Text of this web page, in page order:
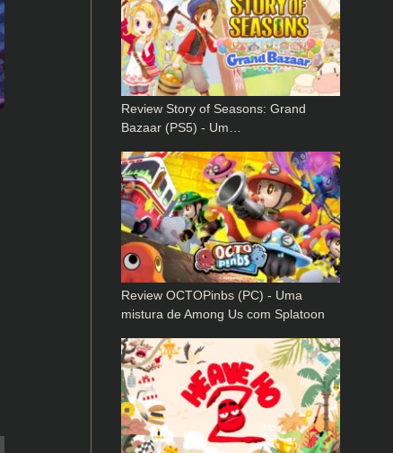
Review Story of Seasons: Grand
Bazaar (PS5) - Um…
Review OCTOPinbs (PC) - Uma
mistura de Among Us com Splatoon